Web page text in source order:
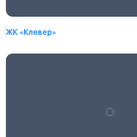
ЖК «Клевер»